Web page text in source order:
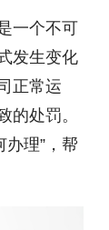
一个不可
发生变化
正常运
的处罚。
办理”，帮